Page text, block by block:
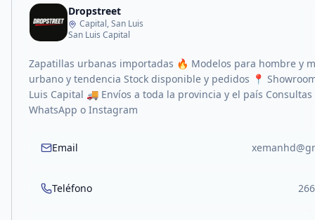
Dropstreet
Capital, San Luis
San Luis Capital
Zapatillas urbanas importadas 🔥 Modelos para hombre y
urbano y tendencia Stock disponible y pedidos 📍
Luis Capital 🚚 Envíos a toda la provincia y el país
WhatsApp o Instagram
Email
Teléfono